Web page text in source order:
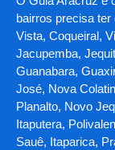
bairros precisa
Vista, Coqueiral,
Jacupemba,
Guanabara,
José, Nova
Planalto, Novo
Itaputera,
Sauê, Itaparica,